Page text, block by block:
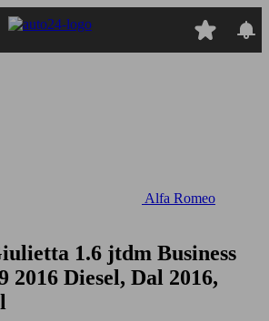
Alfa Romeo
1.6 jtdm Business
2016 Diesel, Dal 2016,